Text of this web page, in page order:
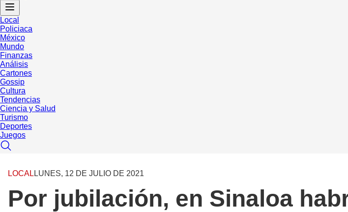
Local
Policiaca
México
Mundo
Finanzas
Análisis
Cartones
Gossip
Cultura
Tendencias
Ciencia y Salud
Turismo
Deportes
Juegos
LOCAL LUNES, 12 DE JULIO DE 2021
Por jubilación, en Sinaloa